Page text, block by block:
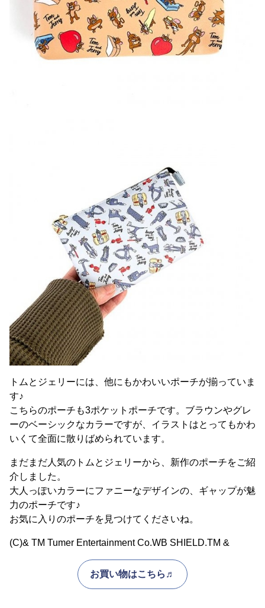
トムとジェリーには、他にもかわいいポーチが揃っていま
す♪
こちらのポーチも3ポケットポーチです。ブラウンやグレ
ーのベーシックなカラーですが、イラストはとってもかわ
いくて全面に散りばめられています。
まだまだ人気のトムとジェリーから、新作のポーチをご紹
介しました。
大人っぽいカラーにファニーなデザインの、ギャップが魅
力のポーチです♪
お気に入りのポーチを見つけてくださいね。
(C)& TM Tumer Entertainment Co.WB SHIELD.TM &
お買い物はこちら♬